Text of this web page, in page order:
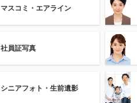
マスコミ・エアライン
社員証写真
シニアフォト・生前遺影